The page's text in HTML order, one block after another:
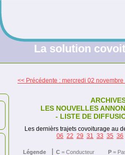
La solution
<< Précédente : mercredi 02 novembre
LES NOUVELLES
- LISTE DE
Les dernièrs trajets covoiturage au
06 22 29 31 33 35 36
Légende C= Conducteur P=